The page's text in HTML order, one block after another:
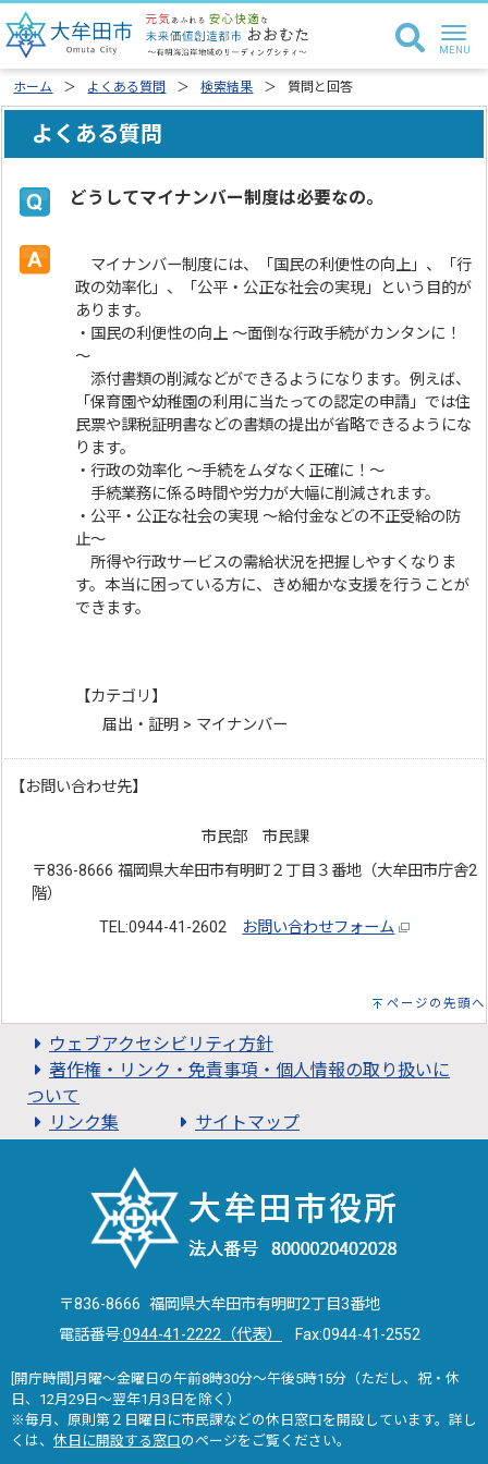
ホーム よくある質問 検索結果 質問と回答
よくある質問
どうしてマイナンバー制度は必要なの。
マイナンバー制度には、「国民の利便性の向上」、「行
政の効率化」、「公平・公正な社会の実現」という目的が
あります。
・国民の利便性の向上 ～面倒な行政手続がカンタンに！
～
添付書類の削減などができるようになります。例えば、
「保育園や幼稚園の利用に当たっての認定の申請」では住
民票や課税証明書などの書類の提出が省略できるようにな
ります。
・行政の効率化 ～手続をムダなく正確に！～
手続業務に係る時間や労力が大幅に削減されます。
・公平・公正な社会の実現 ～給付金などの不正受給の防
止～
所得や行政サービスの需給状況を把握しやすくなりま
す。本当に困っている方に、きめ細かな支援を行うことが
できます。
【カテゴリ】
届出・証明 > マイナンバー
【お問い合わせ先】
市民部 市民課
〒836-8666 福岡県大牟田市有明町２丁目３番地（大牟田市庁舎2
階）
TEL:0944-41-2602
お問い合わせフォーム
ページの先頭へ
ウェブアクセシビリティ方針
著作権・リンク・免責事項・個人情報の取り扱いに
ついて
リンク集
サイトマップ
〒836-8666 福岡県大牟田市有明町2丁目3番地
電話番号:0944-41-2222（代表） Fax:0944-41-2552
[開庁時間]月曜～金曜日の午前8時30分～午後5時15分（ただし、祝・休
日、12月29日～翌年1月3日を除く）
※毎月、原則第２日曜日に市民課などの休日窓口を開設しています。詳し
くは、 休日に開設する窓口のページをご覧ください。